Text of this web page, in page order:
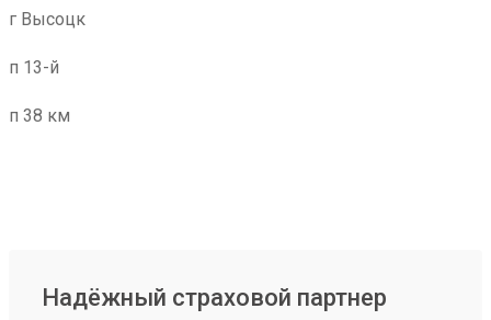
г Высоцк
п 13-й
п 38 км
Надёжный страховой партнер